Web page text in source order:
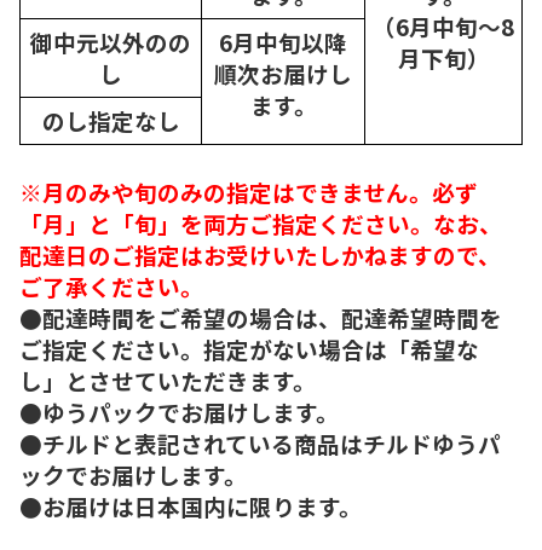
（6月中旬～8
月下旬）
御中元以外のの
し
6月中旬以降
順次お届けし
ます。
のし指定なし
※月のみや旬のみの指定はできません。必ず
「月」と「旬」を両方ご指定ください。なお、
配達日のご指定はお受けいたしかねますので、
ご了承ください。
●配達時間をご希望の場合は、配達希望時間を
ご指定ください。指定がない場合は「希望な
し」とさせていただきます。
●ゆうパックでお届けします。
●チルドと表記されている商品はチルドゆうパ
ックでお届けします。
●お届けは日本国内に限ります。